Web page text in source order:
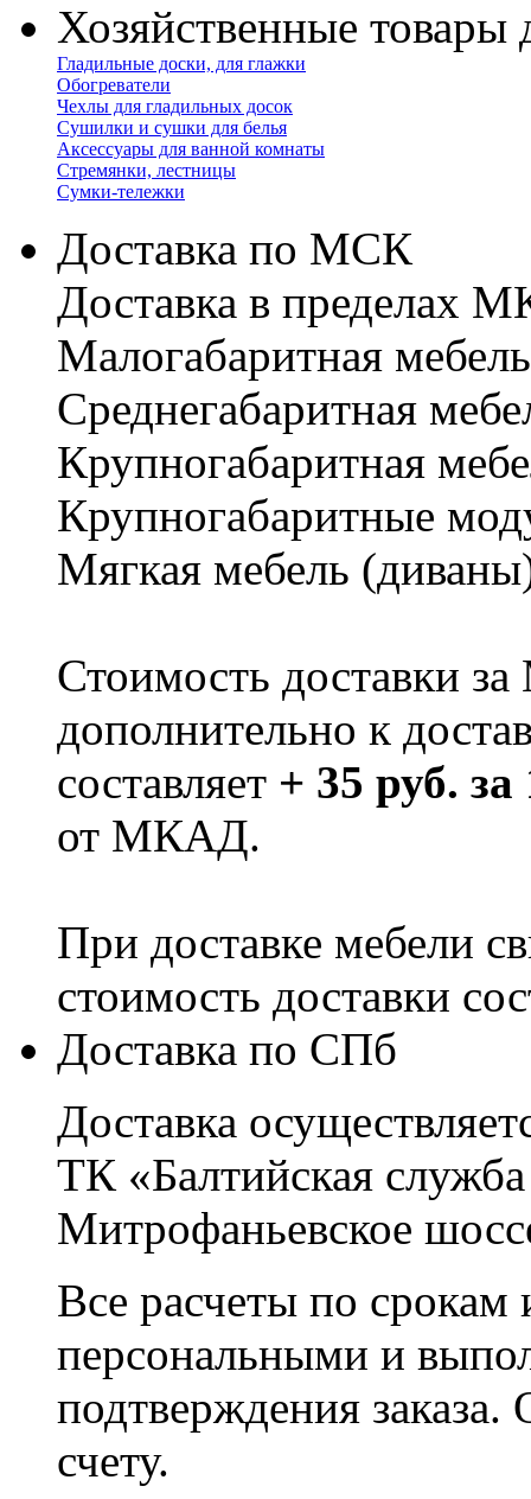
Хозяйственные товары
Гладильные доски, для глажки
Обогреватели
Чехлы для гладильных досок
Сушилки и сушки для белья
Аксессуары для ванной комнаты
Стремянки, лестницы
Сумки-тележки
Доставка по МСК
Доставка в пределах
Малогабаритная
Cреднегабаритная
Крупногабаритная
Крупногабаритные
Мягкая мебель
Стоимость доставки
дополнительно к
составляет + 35 руб.
от МКАД.
При доставке мебели
стоимость доставки
Доставка по СПб
Доставка
ТК «Балтийская
Митрофаньевское
Все расчеты по срокам
персональными и
подтверждения заказа.
счету.